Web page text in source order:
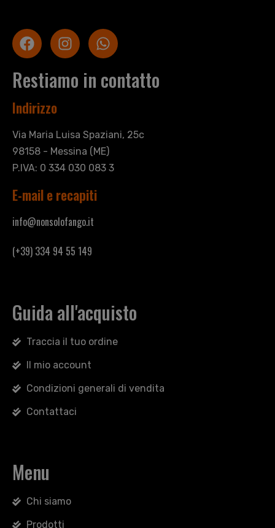
Restiamo in contatto
Indirizzo
Via Maria Luisa Spaziani, 25c
98158 - Messina (ME)
P.IVA: 0 334 030 083 3
E-mail e recapiti
info@nonsolofango.it
(+39) 334 94 55 149
Guida all'acquisto
Traccia il tuo ordine
Il mio account
Condizioni generali di vendita
Contattaci
Menu
Chi siamo
Prodotti